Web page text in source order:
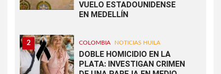
VUELO ESTADOUNIDENSE
EN MEDELLÍN
2 COLOMBIA NOTICIAS HUILA
DOBLE HOMICIDIO EN LA
PLATA: INVESTIGAN CRIMEN